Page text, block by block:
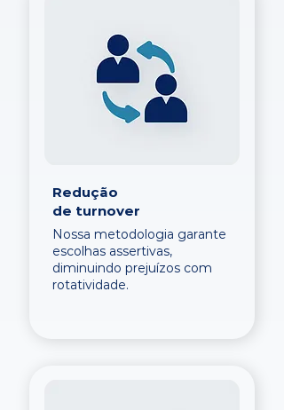
Redução
de turnover
Nossa metodologia garante
escolhas assertivas,
diminuindo prejuízos com
rotatividade.